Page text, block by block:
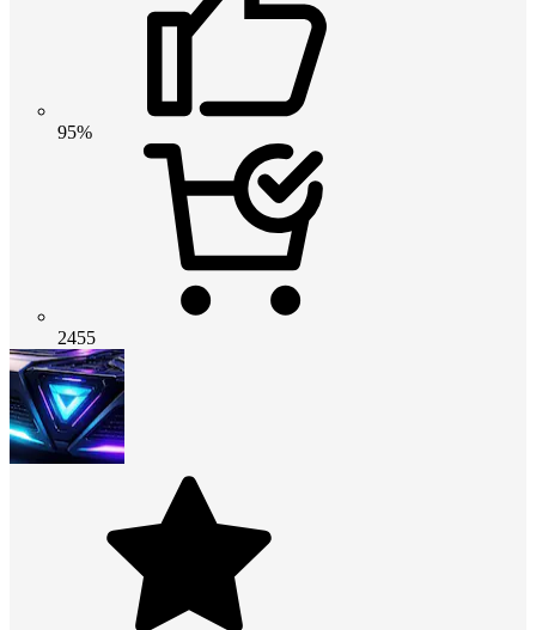
95%
2455